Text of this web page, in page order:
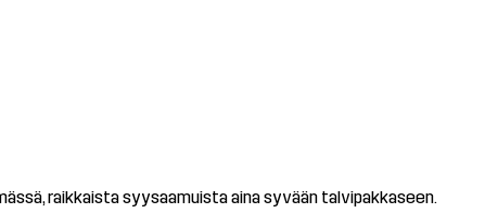
raikkaista syysaamuista aina syvään talvipakkaseen.